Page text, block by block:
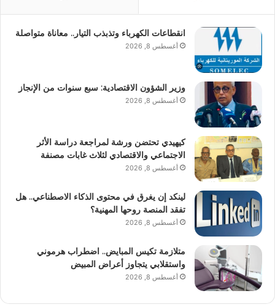
انقطاعات الكهرباء وتذبذب التيار.. معاناة متواصلة
أغسطس 8, 2026
وزير الشؤون الاقتصادية: سبع سنوات من الإنجاز
أغسطس 8, 2026
كيهيدي تحتضن ورشة لمراجعة دراسة الأثر
الاجتماعي والاقتصادي لثلاث غابات مصنفة
أغسطس 8, 2026
لينكد إن يغرق في محتوى الذكاء الاصطناعي.. هل
تفقد المنصة روحها المهنية؟
أغسطس 8, 2026
متلازمة تكيس المبايض.. اضطراب هرموني
واستقلابي يتجاوز أعراض المبيض
أغسطس 8, 2026